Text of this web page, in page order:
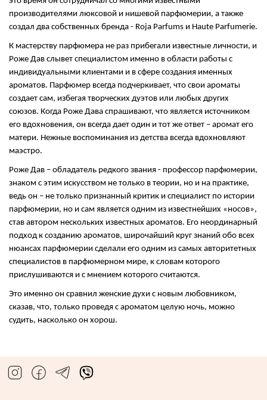
производителями люксовой и нишевой парфюмерии, а также
создал два собственных бренда - Roja Parfums и Haute Parfumerie.
К мастерству парфюмера не раз прибегали известные личности, и
Роже Дав слывет специалистом именно в области работы с
индивидуальными клиентами и в сфере создания именных
ароматов. Парфюмер всегда подчеркивает, что свои ароматы
создает сам, избегая творческих дуэтов или любых других
союзов. Когда Роже Дава спрашивают, что является источником
его вдохновения, он всегда дает один и тот же ответ – аромат его
матери. Нежные воспоминания из детства всегда вдохновляют
маэстро.
Роже Дав – обладатель редкого звания - профессор парфюмерии,
знаком с этим искусством не только в теории, но и на практике,
ведь он – не только признанный критик и специалист по истории
парфюмерии, но и сам является одним из известнейших «носов»,
став автором нескольких известных ароматов. Его неординарный
подход к созданию ароматов, широчайший круг знаний обо всех
нюансах парфюмерии сделали его одним из самых авторитетных
специалистов в парфюмерном мире, к словам которого
прислушиваются и с мнением которого считаются.
Это именно он сравнил женские духи с новым любовником,
сказав, что, только проведя с ароматом целую ночь, можно
судить, насколько он хорош.